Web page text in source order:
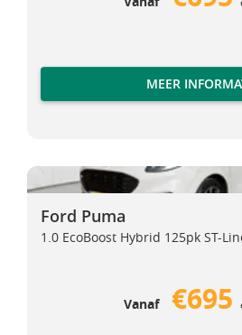
MEER
Ford Puma
Ford
Ford Puma
1.0 EcoBoost Hybrid 125pk ST-
Vanaf €695